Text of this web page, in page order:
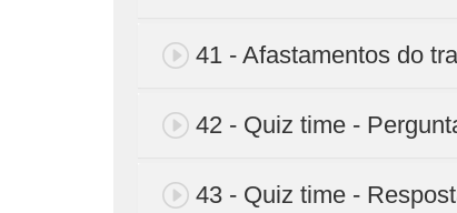
41 - Afastamentos do
42 - Quiz time -
43 - Quiz time -